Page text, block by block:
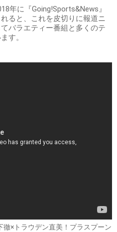
年に『Going!Sports&News』
ると、これを皮切りに報道ニ
バラエティー番組と多くのテ
す。
徹×トラウデン直美！プラスプーン